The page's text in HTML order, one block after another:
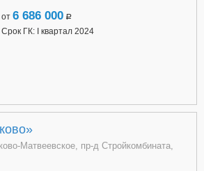
от 6 686 000 a
Срок ГК: I квартал 2024
Матвеевское, пр-д Стройкомбината,